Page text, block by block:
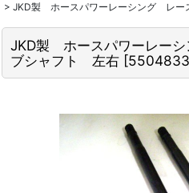
> JKD製 ホースパワーレーシング レ
JKD製 ホースパワーレー
ブシャフト 左右 [5504833